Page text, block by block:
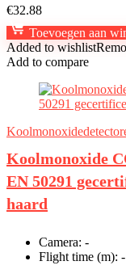
€32.88
Toevoegen aan
Added to wishlist
Add to compare
Koolmonoxide
EN 50291
haard
Camera: -
Flight time (m): -